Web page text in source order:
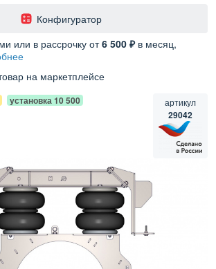
установка 10 500 артикул
29042
или в рассрочку от6 500 ₽в месяц,
на маркетплейсе
️Конфигуратор